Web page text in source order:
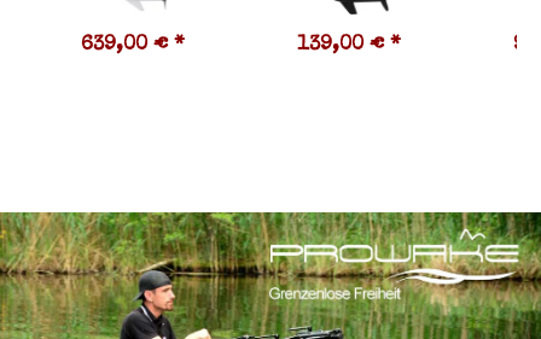
639,00 € * 139,00 € *